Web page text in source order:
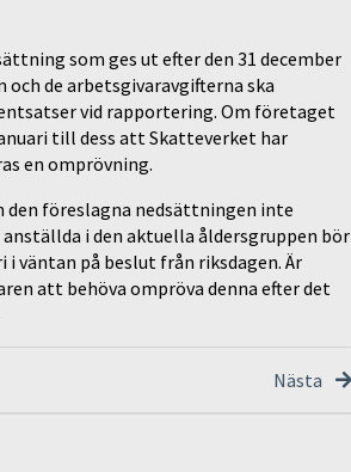
som ges ut efter den 31 december
och de arbetsgivaravgifterna ska
vid rapportering. Om företaget
till dess att Skatteverket har
en omprövning.
föreslagna nedsättningen inte
i den aktuella åldersgruppen bör
väntan på beslut från riksdagen. Är
att behöva ompröva denna efter det
Nästa